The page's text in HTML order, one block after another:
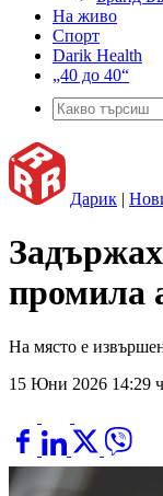
На живо
Спорт
Darik Health
„40 до 40“
Дарик |
промила
На място е
15 Юни 2026 14:29